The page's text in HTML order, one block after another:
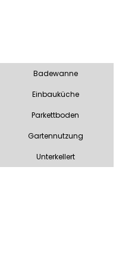
Badewanne
Einbauküche
Parkettboden
Gartennutzung
Unterkellert